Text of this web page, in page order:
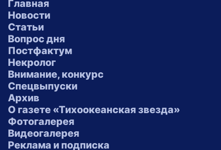
Главная
Новости
Статьи
Вопрос дня
Постфактум
Некролог
Внимание, конкурс
Спецвыпуски
Архив
О газете «Тихоокеанская звезда»
Фотогалерея
Видеогалерея
Реклама и подписка